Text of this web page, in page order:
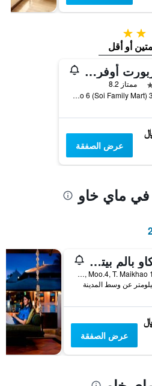
2 نجمتين
أو أقل
إيربورت أوفرنايت هوتل
ممتاز 8.2
39/8 Moo 6 (Soi Family Mart), ماي خاو, تايلاند
عرض الصفقة
في ماي خاو
مايكاو بالم بيتش ريزورت
126/5 Maikhao Soi 8, Moo.4, T. Maikhao, ماي خاو, تايلاند
عرض الصفقة